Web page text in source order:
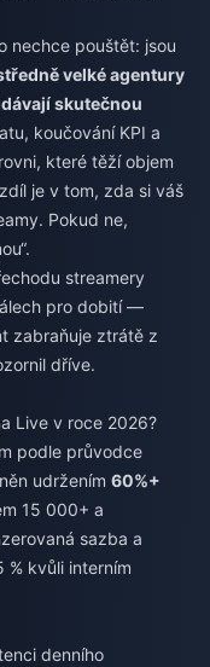
nechce pouštět: jsou
velké agentury
skutečnou
koučování KPI a
které těží objem
je v tom, zda si váš
Pokud ne,
streamery
pro dobití —
zabraňuje ztrátě z
dříve.
Live v roce 2026?
podle průvodce
udržením 60%+
15 000+ a
sazba a
% kvůli interním
denního